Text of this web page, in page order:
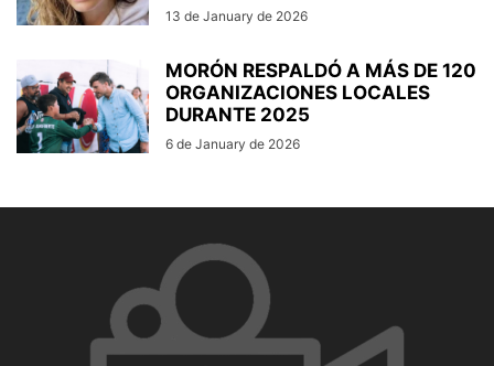
13 de January de 2026
MORÓN RESPALDÓ A MÁS DE 120
ORGANIZACIONES LOCALES
DURANTE 2025
6 de January de 2026